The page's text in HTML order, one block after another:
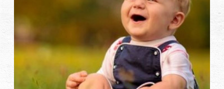
دی
ها
درباره